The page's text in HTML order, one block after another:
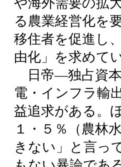
や海外需要の拡
る農業経営化を
移住者を促進し
由化」を求めて
日帝―独占資本
電・インフラ輸
益追求がある。
１・５％（農林
きない」と言っ